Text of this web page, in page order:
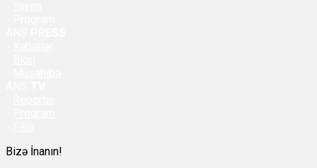
Bizə İnanın!